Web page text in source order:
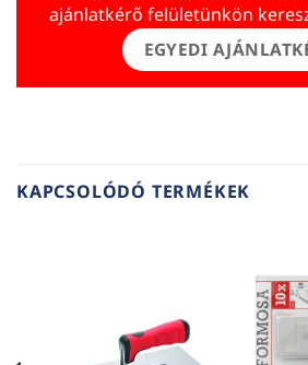
ajánlatkérő felületünkön
EGYEDI
KAPCSOLÓDÓ TERMÉKEK